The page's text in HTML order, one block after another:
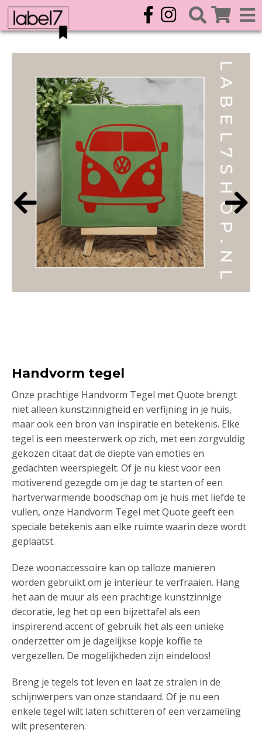
Handvorm tegel
Onze prachtige Handvorm Tegel met Quote brengt
niet alleen kunstzinnigheid en verfijning in je huis,
maar ook een bron van inspiratie en betekenis. Elke
tegel is een meesterwerk op zich, met een zorgvuldig
gekozen citaat dat de diepte van emoties en
gedachten weerspiegelt. Of je nu kiest voor een
motiverend gezegde om je dag te starten of een
hartverwarmende boodschap om je huis met liefde te
vullen, onze Handvorm Tegel met Quote geeft een
speciale betekenis aan elke ruimte waarin deze wordt
geplaatst.
Deze woonaccessoire kan op talloze manieren
worden gebruikt om je interieur te verfraaien. Hang
het aan de muur als een prachtige kunstzinnige
decoratie, leg het op een bijzettafel als een
inspirerend accent of gebruik het als een unieke
onderzetter om je dagelijkse kopje koffie te
vergezellen. De mogelijkheden zijn eindeloos!
Breng je tegels tot leven en laat ze stralen in de
schijnwerpers van onze standaard. Of je nu een
enkele tegel wilt laten schitteren of een verzameling
wilt presenteren.